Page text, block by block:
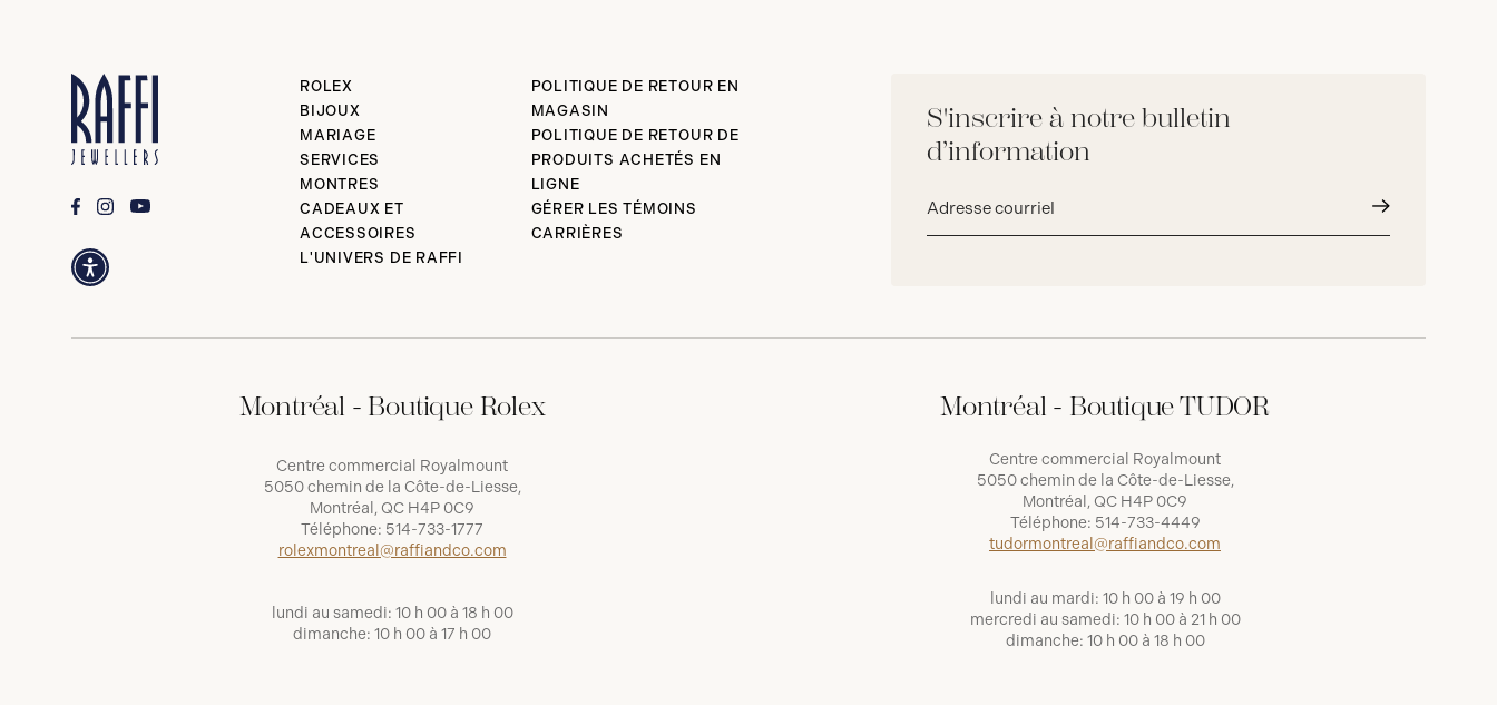
S'inscrire à notre bulletin
d’information
courriel*
ROLEX
BIJOUX
MARIAGE
SERVICES
MONTRES
CADEAUX ET
ACCESSOIRES
L'UNIVERS DE RAFFI
POLITIQUE DE RETOUR EN
MAGASIN
POLITIQUE DE RETOUR DE
PRODUITS ACHETÉS EN
LIGNE
GÉRER LES TÉMOINS
CARRIÈRES
Montréal - Boutique Rolex
Centre commercial Royalmount
5050 chemin de la Côte-de-Liesse,
Montréal, QC H4P 0C9
Téléphone: 514-733-1777
rolexmontreal@raffiandco.com
lundi au samedi: 10 h 00 à 18 h 00
dimanche: 10 h 00 à 17 h 00
Montréal - Boutique TUDOR
Centre commercial Royalmount
5050 chemin de la Côte-de-Liesse,
Montréal, QC H4P 0C9
Téléphone: 514-733-4449
tudormontreal@raffiandco.com
lundi au mardi: 10 h 00 à 19 h 00
mercredi au samedi: 10 h 00 à 21 h 00
dimanche: 10 h 00 à 18 h 00